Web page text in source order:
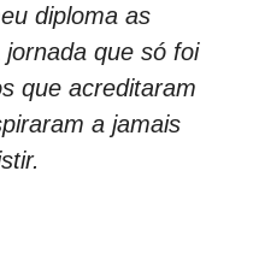
diploma as
que só foi
que acreditaram
a jamais